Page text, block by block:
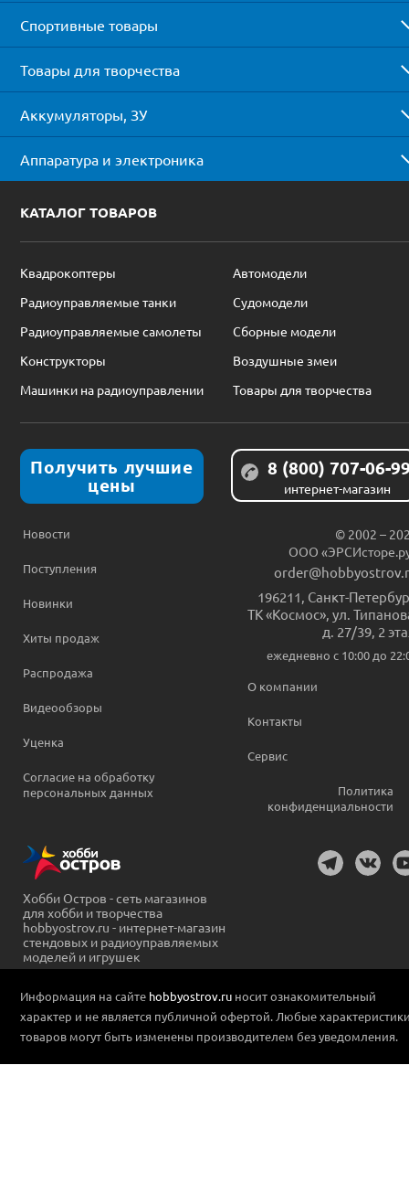
Спортивные товары
Товары для творчества
Аккумуляторы, ЗУ
Аппаратура и электроника
КАТАЛОГ ТОВАРОВ
Квадрокоптеры
Автомодели
Радиоуправляемые танки
Судомодели
Радиоуправляемые самолеты
Сборные модели
Конструкторы
Воздушные змеи
Машинки на радиоуправлении
Товары для творчества
Получить лучшие
цены
8 (800) 707-06-
интернет-магазин
Новости
Поступления
Новинки
Хиты продаж
Распродажа
Видеообзоры
Уценка
Согласие на обработку
персональных данных
© 2002 –
ООО
196211 Санкт-
ТК «Космос», ул.
д. 27/39, 2
ежедневно c 10:00 до
О компании
Контакты
Сервис
Политика
конфиденциальности
Хобби Остров - сеть магазинов
для хобби и творчества
hobbyostrov.ru - интернет-магазин
стендовых и радиоуправляемых
моделей и игрушек
Информация на сайте hobbyostrov.ru носит ознакомительный
характер и не является публичной офертой. Любые
товаров могут быть изменены производителем без уведомления.